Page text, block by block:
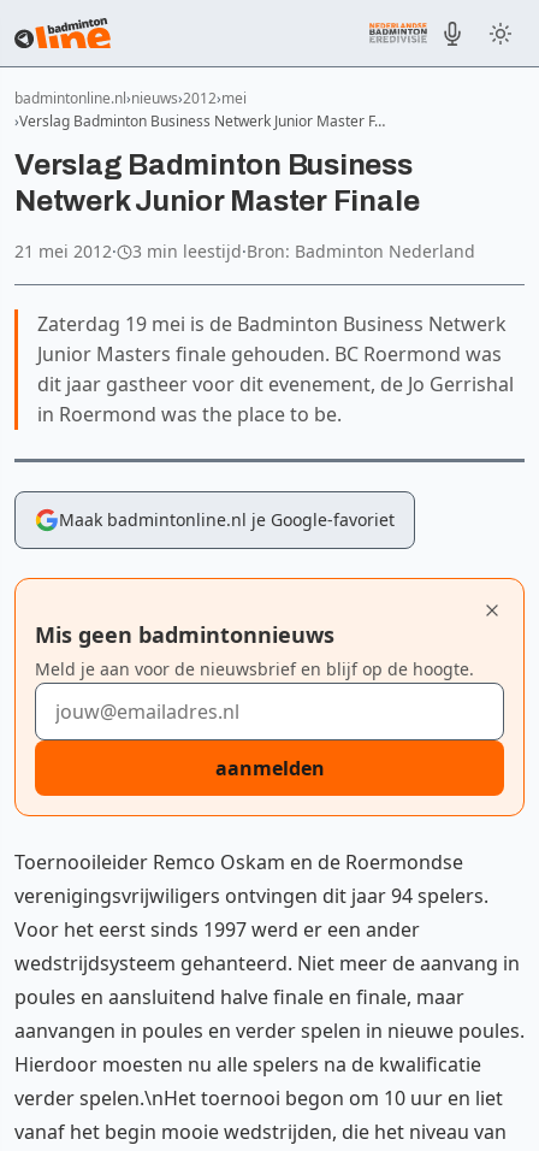
badmintonline.nl nieuws 2012 mei
Verslag Badminton Business Netwerk Junior Master F…
Verslag Badminton Business
Netwerk Junior Master Finale
21 mei 2012· 3 min leestijd·Bron: Badminton Nederland
Zaterdag 19 mei is de Badminton Business Netwerk
Junior Masters finale gehouden. BC Roermond was
dit jaar gastheer voor dit evenement, de Jo Gerrishal
in Roermond was the place to be.
Maak badmintonline.nl je Google-favoriet
Mis geen badmintonnieuws
Meld je aan voor de nieuwsbrief en blijf op de hoogte.
E-mailadres
aanmelden
Toernooileider Remco Oskam en de Roermondse
verenigingsvrijwiligers ontvingen dit jaar 94 spelers.
Voor het eerst sinds 1997 werd er een ander
wedstrijdsysteem gehanteerd. Niet meer de aanvang in
poules en aansluitend halve finale en finale, maar
aanvangen in poules en verder spelen in nieuwe poules.
Hierdoor moesten nu alle spelers na de kwalificatie
verder spelen.\nHet toernooi begon om 10 uur en liet
vanaf het begin mooie wedstrijden, die het niveau van